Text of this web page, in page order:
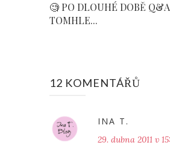
🧐 PO DLOUHÉ DOBĚ
TOMHLE...
12 KOMENTÁŘŮ
INA T.
29. dubna 2011 v